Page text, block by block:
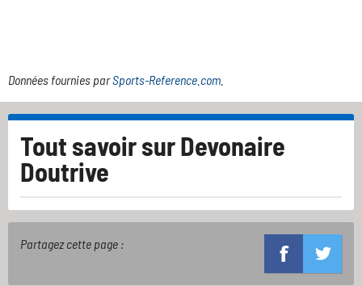
Données fournies parSports-Reference.com
Tout savoir surDevonaire
Doutrive
Partagez cette page :